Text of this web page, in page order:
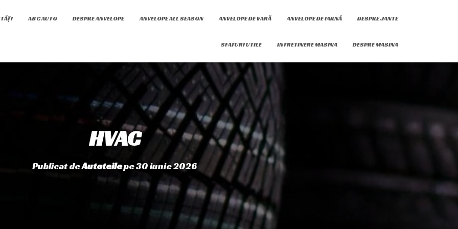
ABC AUTO DESPRE ANVELOPE ANVELOPE ALL SEASON ANVELOPE DE VARĂ ANVELOPE DE IARNĂ DESPRE JANTE
SFATURI UTILE INTRETINERE MASINA DESPRE MASINA
HVAC
Publicat deAutoteilepe30 iunie 2026